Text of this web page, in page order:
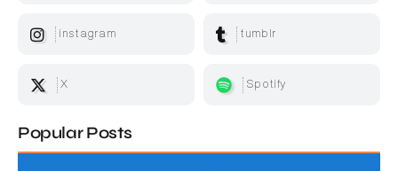
instagram tumblr
X Spotify
Popular Posts